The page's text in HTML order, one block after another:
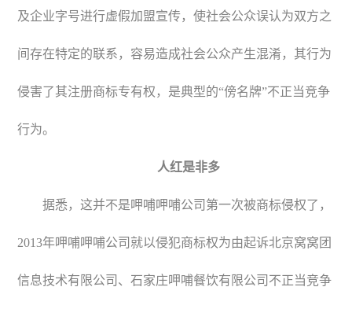
及企业字号进行虚假加盟宣传，使社会公众误认为双方之
间存在特定的联系，容易造成社会公众产生混淆，其行为
侵害了其注册商标专有权，是典型的“傍名牌”不正当竞争
行为。
人红是非多
据悉，这并不是呷哺呷哺公司第一次被商标侵权了，
2013年呷哺呷哺公司就以侵犯商标权为由起诉北京窝窝团
信息技术有限公司、石家庄呷哺餐饮有限公司不正当竞争